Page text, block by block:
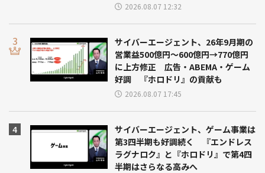
2026.08.07 12:32
サイバーエージェント、26年9月期の
営業益500億円～600億円→770億円
に上方修正 広告・ABEMA・ゲーム
好調 『ホロドリ』の貢献も
2026.08.07 17:45
サイバーエージェント、ゲーム事業は
第3四半期も好調続く 『エンドレス
ラグナロク』と『ホロドリ』で第4四
半期はさらなる高みへ